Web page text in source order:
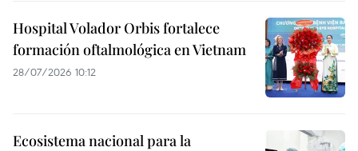
Hospital Volador Orbis fortalece
formación oftalmológica en Vietnam
28/07/2026 10:12
Ecosistema nacional para la